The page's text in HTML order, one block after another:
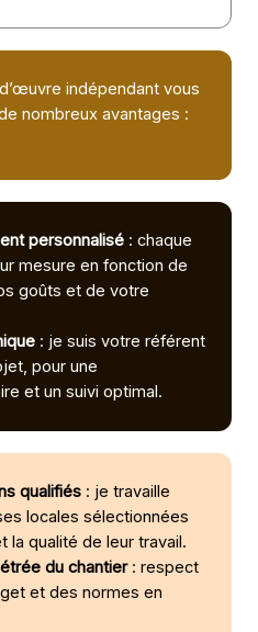
indépendant vous
nombreux avantages :
personnalisé : chaque
mesure en fonction de
goûts et de votre
: je suis votre référent
pour une
et un suivi optimal.
qualifiés : je travaille
locales sélectionnées
la qualité de leur travail.
du chantier: respect
et des normes en